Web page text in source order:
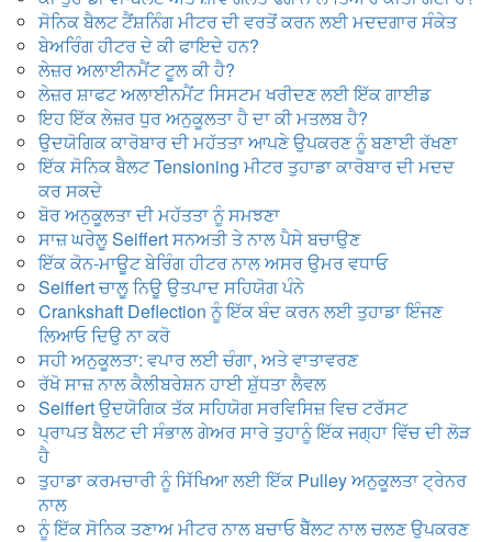
ਸੋਨਿਕ ਬੈਲਟ ਟੈਂਸ਼ਨਿੰਗ ਮੀਟਰ ਦੀ ਵਰਤੋਂ ਕਰਨ ਲਈ ਮਦਦਗਾਰ ਸੰਕੇਤ
ਬੇਅਰਿੰਗ ਹੀਟਰ ਦੇ ਕੀ ਫਾਇਦੇ ਹਨ?
ਲੇਜ਼ਰ ਅਲਾਈਨਮੈਂਟ ਟੂਲ ਕੀ ਹੈ?
ਲੇਜ਼ਰ ਸ਼ਾਫਟ ਅਲਾਈਨਮੈਂਟ ਸਿਸਟਮ ਖਰੀਦਣ ਲਈ ਇੱਕ ਗਾਈਡ
ਇਹ ਇੱਕ ਲੇਜ਼ਰ ਧੁਰ ਅਨੁਕੂਲਤਾ ਹੈ ਦਾ ਕੀ ਮਤਲਬ ਹੈ?
ਉਦਯੋਗਿਕ ਕਾਰੋਬਾਰ ਦੀ ਮਹੱਤਤਾ ਆਪਣੇ ਉਪਕਰਣ ਨੂੰ ਬਣਾਈ ਰੱਖਣਾ
ਇੱਕ ਸੋਨਿਕ ਬੈਲਟ Tensioning ਮੀਟਰ ਤੁਹਾਡਾ ਕਾਰੋਬਾਰ ਦੀ ਮਦਦ
ਕਰ ਸਕਦੇ
ਬੋਰ ਅਨੁਕੂਲਤਾ ਦੀ ਮਹੱਤਤਾ ਨੂੰ ਸਮਝਣਾ
ਸਾਜ਼ ਘਰੇਲੂ Seiffert ਸਨਅਤੀ ਤੇ ਨਾਲ ਪੈਸੇ ਬਚਾਉਣ
ਇੱਕ ਕੋਨ-ਮਾਊਟ ਬੇਰਿੰਗ ਹੀਟਰ ਨਾਲ ਅਸਰ ਉਮਰ ਵਧਾਓ
Seiffert ਚਾਲੂ ਨਿਊ ਉਤਪਾਦ ਸਹਿਯੋਗ ਪੰਨੇ
Crankshaft Deflection ਨੂੰ ਇੱਕ ਬੰਦ ਕਰਨ ਲਈ ਤੁਹਾਡਾ ਇੰਜਣ
ਲਿਆਓ ਦਿਉ ਨਾ ਕਰੋ
ਸਹੀ ਅਨੁਕੂਲਤਾ: ਵਪਾਰ ਲਈ ਚੰਗਾ, ਅਤੇ ਵਾਤਾਵਰਣ
ਰੱਖੋ ਸਾਜ਼ ਨਾਲ ਕੈਲੀਬਰੇਸ਼ਨ ਹਾਈ ਸ਼ੁੱਧਤਾ ਲੈਵਲ
Seiffert ਉਦਯੋਗਿਕ ਤੱਕ ਸਹਿਯੋਗ ਸਰਵਿਸਿਜ਼ ਵਿਚ ਟਰੱਸਟ
ਪ੍ਰਾਪਤ ਬੈਲਟ ਦੀ ਸੰਭਾਲ ਗੇਅਰ ਸਾਰੇ ਤੁਹਾਨੂੰ ਇੱਕ ਜਗ੍ਹਾ ਵਿੱਚ ਦੀ ਲੋੜ
ਹੈ
ਤੁਹਾਡਾ ਕਰਮਚਾਰੀ ਨੂੰ ਸਿੱਖਿਆ ਲਈ ਇੱਕ Pulley ਅਨੁਕੂਲਤਾ ਟ੍ਰੇਨਰ
ਨਾਲ
ਨੂੰ ਇੱਕ ਸੋਨਿਕ ਤਣਾਅ ਮੀਟਰ ਨਾਲ ਬਚਾਓ ਬੈੱਲਟ ਨਾਲ ਚਲਣ ਉਪਕਰਣ